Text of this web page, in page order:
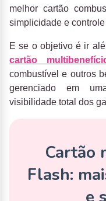
melhor cartão
simplicidade e
E se o objetivo é ir
cartão
combustível e outros
gerenciado em
visibilidade total dos